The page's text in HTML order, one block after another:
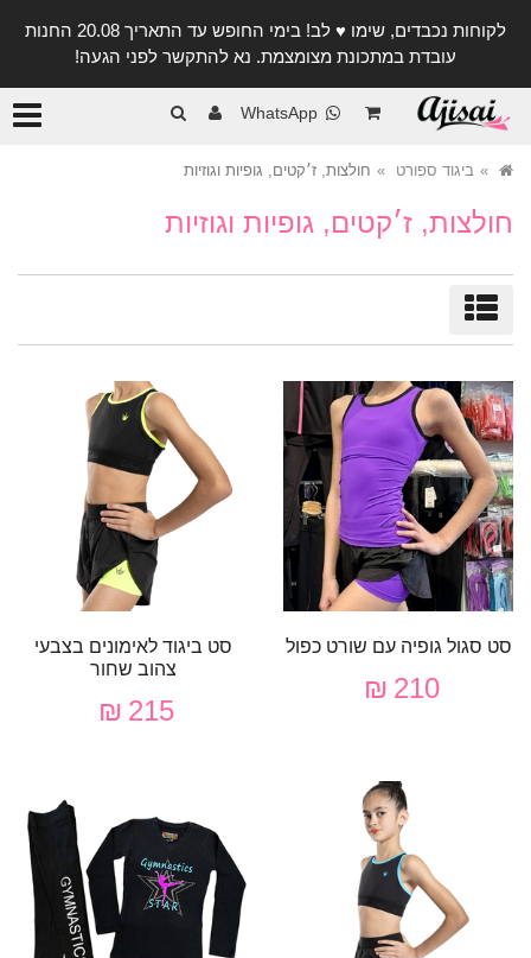
לקוחות נכבדים, שימו ♥️ לב! בימי החופש עד התאריך 20.08 החנות
עובדת במתכונת מצומצמת. נא להתקשר לפני הגעה!
WhatsApp
ביגוד ספורט חולצות, ז׳קטים, גופיות וגוזיות
חולצות, ז׳קטים, גופיות וגוזיות
מיון/סינון
סט סגול גופיה עם שורט כפול
210 ₪
סט ביגוד לאימונים בצבעי
צהוב שחור
215 ₪